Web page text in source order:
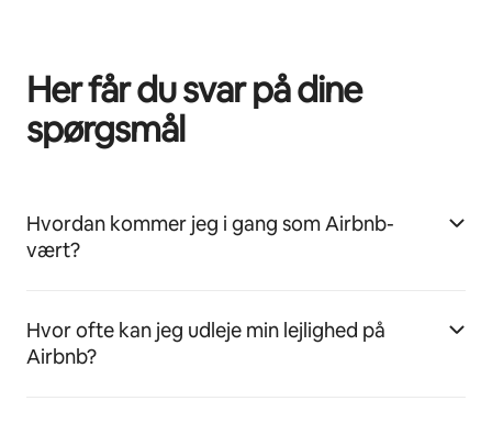
Her får du svar på dine
spørgsmål
Hvordan kommer jeg i gang som Airbnb-
vært?
Hvor ofte kan jeg udleje min lejlighed på
Airbnb?